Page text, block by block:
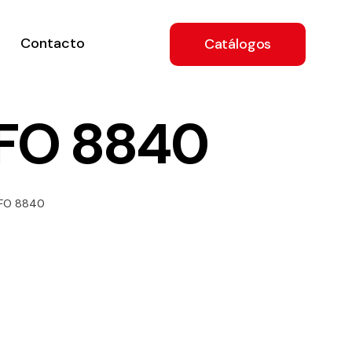
Contacto Catálogos
8840
8840